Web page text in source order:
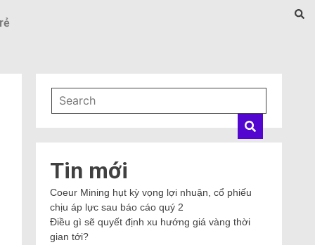
Tin mới
Coeur Mining hụt kỳ vọng lợi nhuận, cổ phiếu
chịu áp lực sau báo cáo quý 2
Điều gì sẽ quyết định xu hướng giá vàng thời
gian tới?